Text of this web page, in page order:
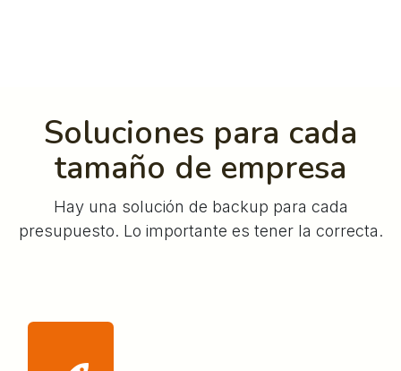
Soluciones para cada
tamaño de empresa
Hay una solución de backup para cada
presupuesto. Lo importante es tener la correcta.